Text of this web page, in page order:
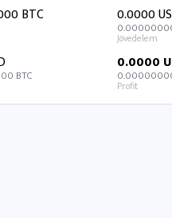
BTC
0.0000
BTC
0.0000